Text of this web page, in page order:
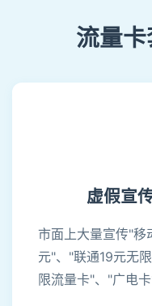
流量
虚假宣
市面上大量宣传"移
元"、"联通19元无
限流量卡"、"广电